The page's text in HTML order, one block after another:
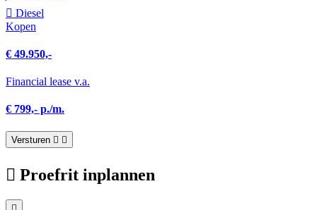
Diesel
Kopen
€ 49.950,-
Financial lease v.a.
€ 799,- p./m.
Versturen
Proefrit inplannen